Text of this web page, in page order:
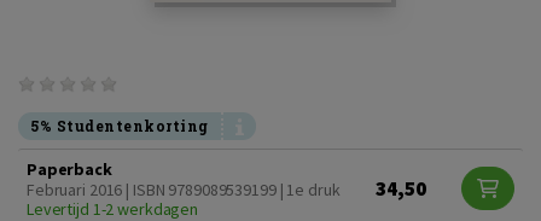
5% Studentenkorting
Paperback
Februari 2016 | ISBN 9789089539199 | 1e druk
Levertijd 1-2 werkdagen
34,50